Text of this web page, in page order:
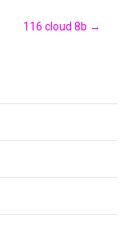
116 cloud 8b →